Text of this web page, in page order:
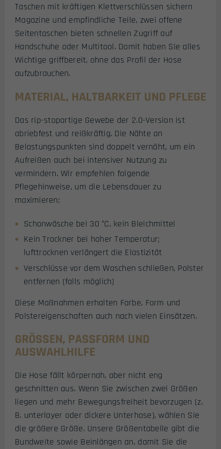
Taschen mit kräftigen Klettverschlüssen sichern
Magazine und empfindliche Teile, zwei offene
Seitentaschen bieten schnellen Zugriff auf
Handschuhe oder Multitool. Damit haben Sie alles
Wichtige griffbereit, ohne das Profil der Hose
aufzubrauchen.
MATERIAL, HALTBARKEIT UND PFLEGE
Das rip-stopartige Gewebe der 2.0-Version ist
abriebfest und reißkräftig. Die Nähte an
Belastungspunkten sind doppelt vernäht, um ein
Aufreißen auch bei intensiver Nutzung zu
vermindern. Wir empfehlen folgende
Pflegehinweise, um die Lebensdauer zu
maximieren:
Schonwäsche bei 30 °C, kein Bleichmittel
Kein Trockner bei hoher Temperatur;
lufttrocknen verlängert die Elastizität
Verschlüsse vor dem Waschen schließen, Polster
entfernen (falls möglich)
Diese Maßnahmen erhalten Farbe, Form und
Polstereigenschaften auch nach vielen Einsätzen.
GRÖSSEN, PASSFORM UND A
USWAHLHILFE
Die Hose fällt körpernah, aber nicht eng
geschnitten aus. Wenn Sie zwischen zwei Größen
liegen und mehr Bewegungsfreiheit bevorzugen (z.
B. unterlayer oder dickere Unterhose), wählen Sie
die größere Größe. Unsere Größentabelle gibt die
Bundweite sowie Beinlängen an, damit Sie die